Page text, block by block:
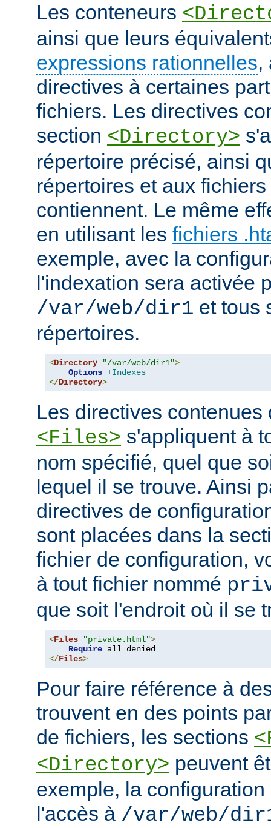
Les conteneurs
ainsi que leurs
expressions rationnelles,
directives à certaines
fichiers. Les directives
section <Directory>
répertoire précisé, ainsi
répertoires et aux
contiennent. Le même
en utilisant les fichiers
exemple, avec la
l'indexation sera activée
/var/web/dir1 et tous
répertoires.
<Directory "/var/web/dir1">
Options +Indexes
</Directory>
Les directives contenues
<Files> s'appliquent à
nom spécifié, quel que
lequel il se trouve. Ainsi
directives de
sont placées dans la
fichier de configuration,
à tout fichier nommé
que soit l'endroit où il se
<Files "private.html">
Require
</Files>
Pour faire référence à
trouvent en des points
de fichiers, les sections
<Directory> peuvent
exemple, la
l'accès à /var/web/